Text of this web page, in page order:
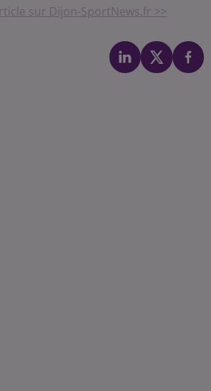
sur Dijon-SportNews.fr >>